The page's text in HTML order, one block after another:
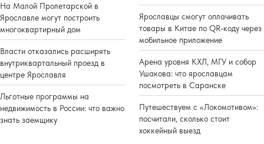
На Малой Пролетарской в
Ярославле могут построить
многоквартирный дом
Власти отказались расширять
внутриквартальный проезд в
центре Ярославля
Льготные программы на
недвижимость в России: что важно
знать заемщику
Ярославцы смогут оплачивать
товары в Китае по QR-коду через
мобильное приложение
Арена уровня КХЛ, МГУ и собор
Ушакова: что ярославцам
посмотреть в Саранске
Путешествуем с «Локомотивом»:
посчитали, сколько стоит
хоккейный выезд